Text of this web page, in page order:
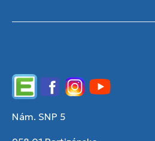
EdupageFacebookInstagram
YouTube
Nám. SNP 5